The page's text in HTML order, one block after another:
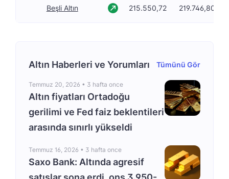
Beşli Altın 215.550,72 219.746,80
Altın Haberleri ve Yorumları Tümünü Gör
Temmuz 20, 2026 • 3 hafta once
Altın fiyatları Ortadoğu
gerilimi ve Fed faiz beklentileri
arasında sınırlı yükseldi
Temmuz 16, 2026 • 3 hafta once
Saxo Bank: Altında agresif